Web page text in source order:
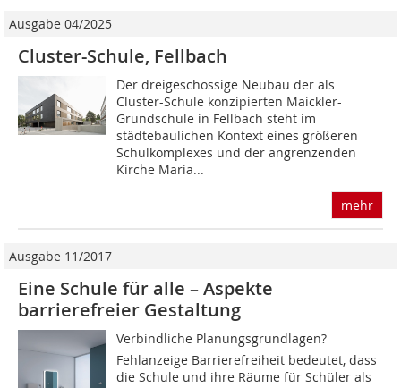
Ausgabe 04/2025
Cluster-Schule, Fellbach
Der dreigeschossige Neubau der als
Cluster-Schule konzipierten Maickler-
Grundschule in Fellbach steht im
städtebaulichen Kontext eines größeren
Schulkomplexes und der angrenzenden
Kirche Maria...
mehr
Ausgabe 11/2017
Eine Schule für alle – Aspekte
barrierefreier Gestaltung
Verbindliche Planungsgrundlagen? 
Fehlanzeige Barrierefreiheit bedeutet, dass
die Schule und ihre Räume für Schüler als